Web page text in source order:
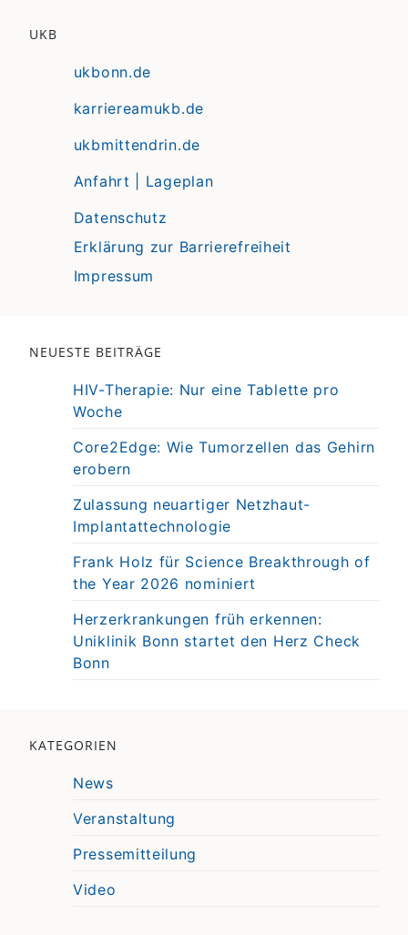
UKB
ukbonn.de
karriereamukb.de
ukbmittendrin.de
Anfahrt | Lageplan
Datenschutz
Erklärung zur Barrierefreiheit
Impressum
NEUESTE BEITRÄGE
HIV-Therapie: Nur eine Tablette pro
Woche
Core2Edge: Wie Tumorzellen das Gehirn
erobern
Zulassung neuartiger Netzhaut-
Implantattechnologie
Frank Holz für Science Breakthrough of
the Year 2026 nominiert
Herzerkrankungen früh erkennen:
Uniklinik Bonn startet den Herz Check
Bonn
KATEGORIEN
News
Veranstaltung
Pressemitteilung
Video